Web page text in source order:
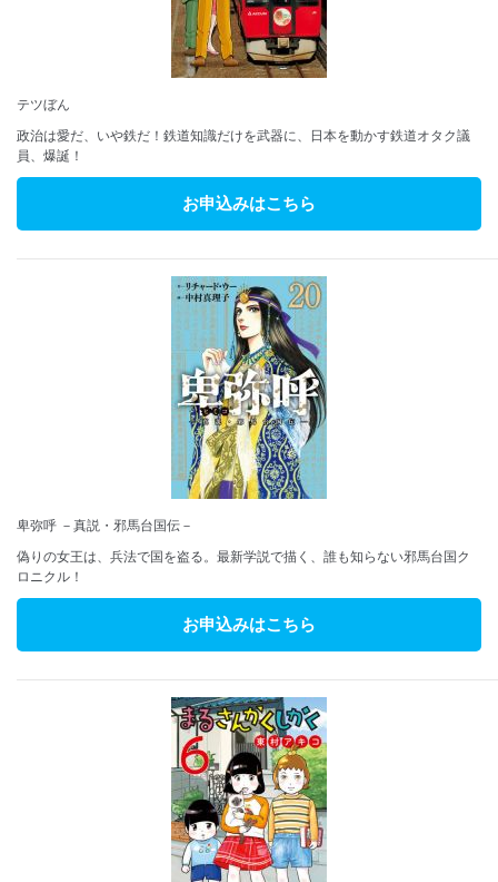
テツぼん
政治は愛だ、いや鉄だ！鉄道知識だけを武器に、日本を動かす鉄道オタク議
員、爆誕！
お申込みはこちら
卑弥呼 －真説・邪馬台国伝－
偽りの女王は、兵法で国を盗る。最新学説で描く、誰も知らない邪馬台国ク
ロニクル！
お申込みはこちら